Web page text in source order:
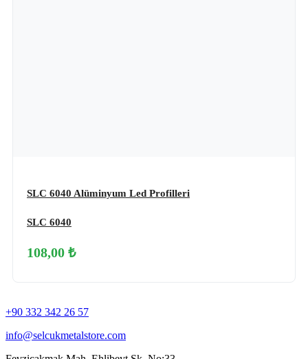
SLC 6040 Alüminyum Led Profilleri
SLC 6040
108,00 ₺
+90 332 342 26 57
info@selcukmetalstore.com